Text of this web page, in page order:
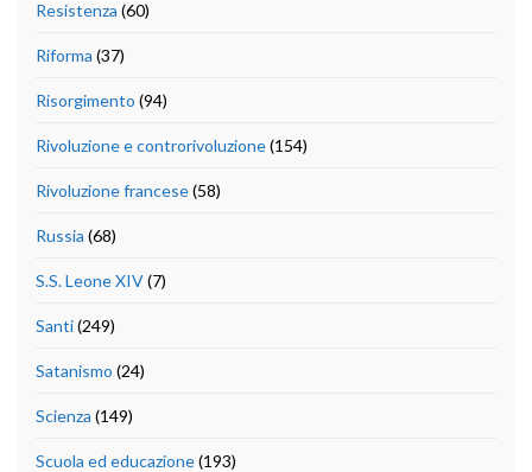
Resistenza (60)
Riforma (37)
Risorgimento (94)
Rivoluzione e controrivoluzione(154)
Rivoluzione francese(58)
Russia (68)
S.S. Leone XIV(7)
Santi(249)
Satanismo (24)
Scienza (149)
Scuola ed educazione(193)